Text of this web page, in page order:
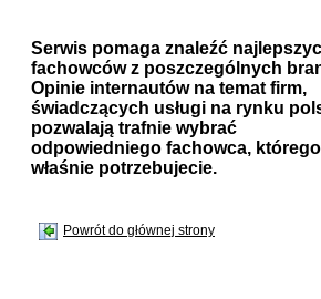
Serwis pomaga znaleźć
fachowców z poszczególnych
Opinie internautów na temat firm,
świadczących usługi na rynku
pozwalają trafnie wybrać
odpowiedniego fachowca, którego
właśnie potrzebujecie.
Powrót do głównej strony